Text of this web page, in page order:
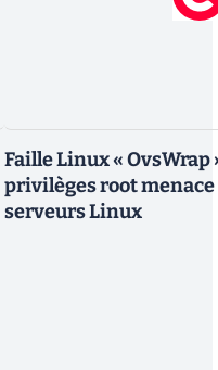
Faille Linux « OvsWrap
privilèges root
serveurs Linux